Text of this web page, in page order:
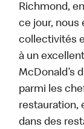
Richmond,
ce jour, nous
collectivités
à un
McDonald’s
parmi les
restauration,
dans des